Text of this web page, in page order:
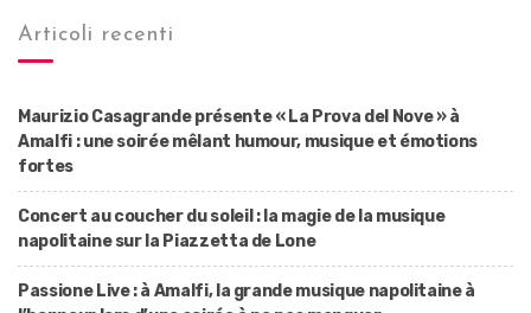
Articoli recenti
Maurizio Casagrande présente « La Prova del Nove » à
Amalfi : une soirée mêlant humour, musique et émotions
fortes
Concert au coucher du soleil : la magie de la musique
napolitaine sur la Piazzetta de Lone
Passione Live : à Amalfi, la grande musique napolitaine à